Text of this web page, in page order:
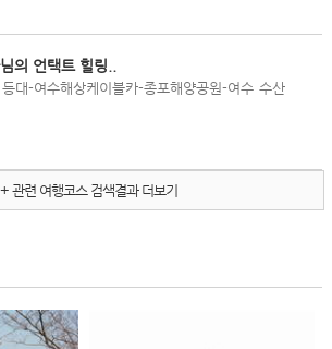
의 언택트 힐링..
대-여수해상케이블카-종포해양공원-여수 수산
+ 관련 여행코스 검색결과 더보기